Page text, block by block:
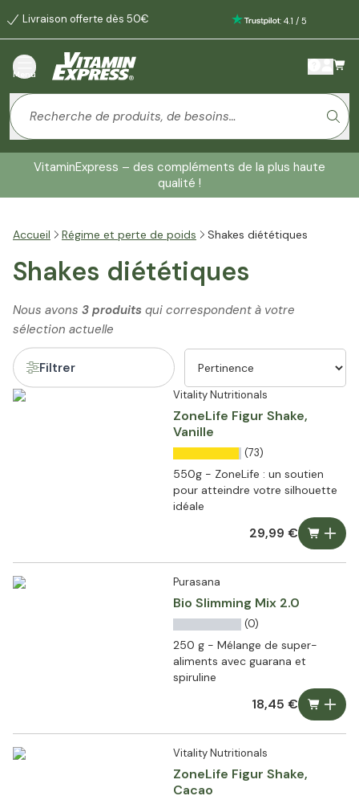
Livraison offerte dès 50€ : 4.1 / 5
Menu
VitaminExpress – des compléments de la plus haute
qualité !
Accueil Régime et perte de poids Shakes diététiques
Shakes diététiques
Nous avons 3 produits qui correspondent à votre
sélection actuelle
Filtrer
Vitality Nutritionals
ZoneLife Figur Shake,
Vanille
(73)
550g - ZoneLife : un soutien
pour atteindre votre silhouette
idéale
29,99 €
Purasana
Bio Slimming Mix 2.0
(0)
250 g - Mélange de super-
aliments avec guarana et
spiruline
18,45 €
Vitality Nutritionals
ZoneLife Figur Shake,
Cacao